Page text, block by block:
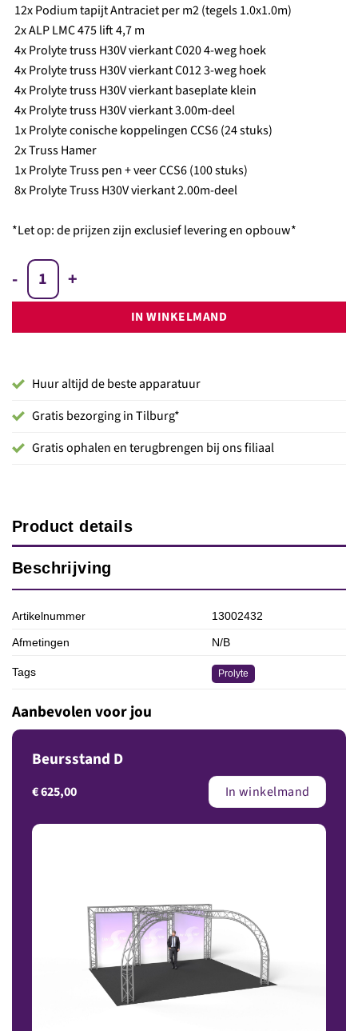
12x Podium tapijt Antraciet per m2 (tegels 1.0x1.0m)
2x ALP LMC 475 lift 4,7 m
4x Prolyte truss H30V vierkant C020 4-weg hoek
4x Prolyte truss H30V vierkant C012 3-weg hoek
4x Prolyte truss H30V vierkant baseplate klein
4x Prolyte truss H30V vierkant 3.00m-deel
1x Prolyte conische koppelingen CCS6 (24 stuks)
2x Truss Hamer
1x Prolyte Truss pen + veer CCS6 (100 stuks)
8x Prolyte Truss H30V vierkant 2.00m-deel
*Let op: de prijzen zijn exclusief levering en opbouw*
Beursstand B aantal
IN WINKELMAND
Huur altijd de beste apparatuur
Gratis bezorging in Tilburg*
Gratis ophalen en terugbrengen bij ons filiaal
Product details
Beschrijving
Artikelnummer 13002432
Afmetingen N/B
Tags Prolyte
Aanbevolen voor jou
Beursstand D
€625,00 In winkelmand